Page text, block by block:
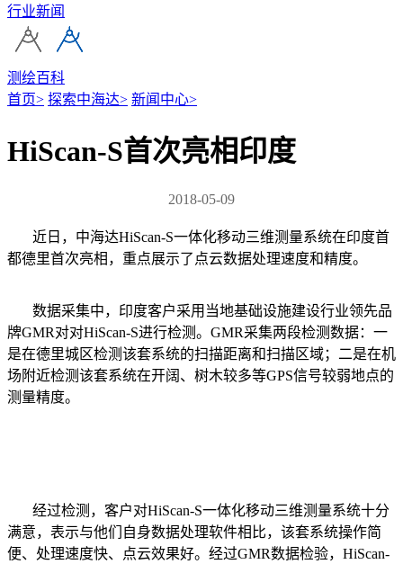
行业新闻
测绘百科
首页> 探索中海达> 新闻中心>
HiScan-S首次亮相印度
2018-05-09
近日，中海达HiScan-S一体化移动三维测量系统在印度首
都德里首次亮相，重点展示了点云数据处理速度和精度。
数据采集中，印度客户采用当地基础设施建设行业领先品
牌GMR对对HiScan-S进行检测。GMR采集两段检测数据：一
是在德里城区检测该套系统的扫描距离和扫描区域；二是在机
场附近检测该套系统在开阔、树木较多等GPS信号较弱地点的
测量精度。
经过检测，客户对HiScan-S一体化移动三维测量系统十分
满意，表示与他们自身数据处理软件相比，该套系统操作简
便、处理速度快、点云效果好。经过GMR数据检验，HiScan-